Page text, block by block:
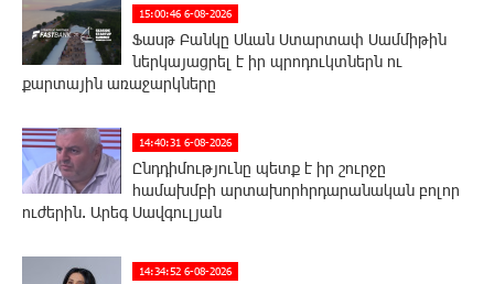
15:00:46 6-08-2026
Ֆասթ Բանկը Սևան Ստարտափ Սամմիթին
ներկայացրել է իր պրոդուկտներն ու
քարտային առաջարկները
14:40:31 6-08-2026
Ընդդիմությունը պետք է իր շուրջը
համախմբի արտախորհրդարանական բոլոր
ուժերին. Արեգ Սավգուլյան
14:34:52 6-08-2026